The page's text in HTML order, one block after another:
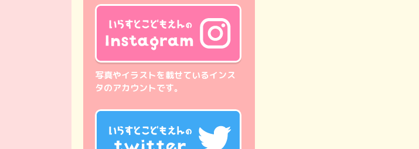
写真やイラストを載せているインス
タのアカウントです。